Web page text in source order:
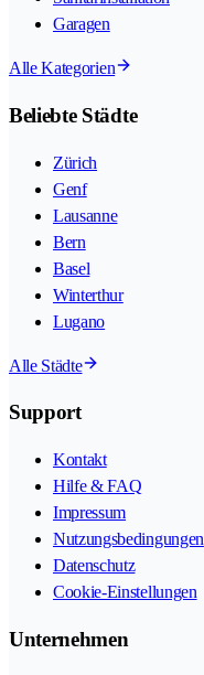
Garagen
Alle Kategorien
Beliebte Städte
Zürich
Genf
Lausanne
Bern
Basel
Winterthur
Lugano
Alle Städte
Support
Kontakt
Hilfe & FAQ
Impressum
Nutzungsbedingungen
Datenschutz
Cookie-Einstellungen
Unternehmen